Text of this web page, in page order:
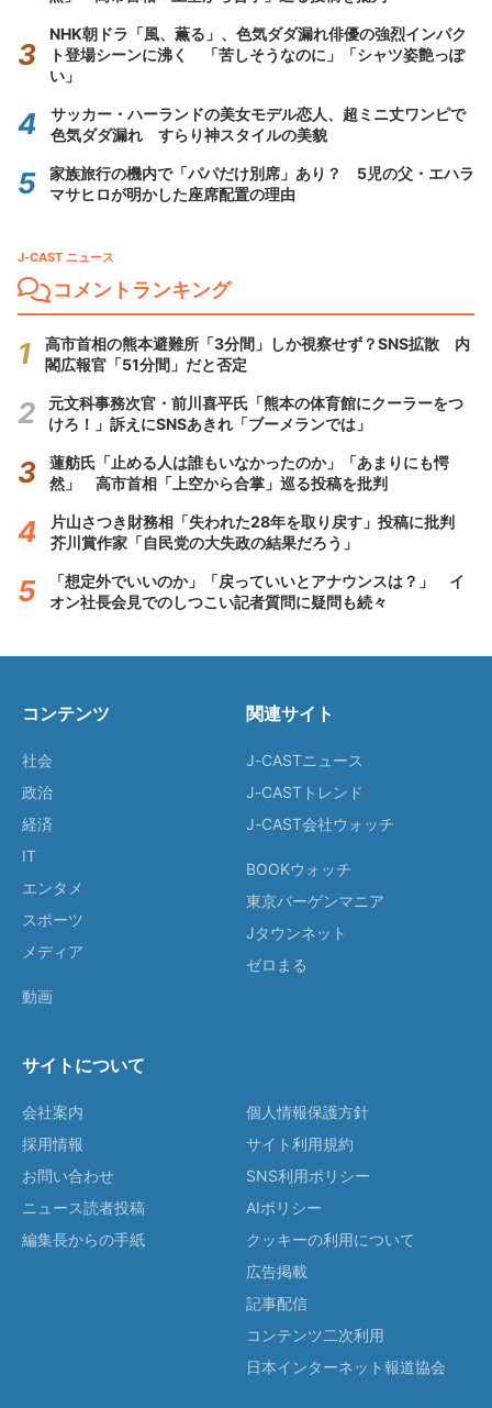
NHK朝ドラ「風、薫る」、色気ダダ漏れ俳優の強烈インパク
ト登場シーンに沸く 「苦しそうなのに」「シャツ姿艶っぽ
い」
サッカー・ハーランドの美女モデル恋人、超ミニ丈ワンピで
色気ダダ漏れ すらり神スタイルの美貌
家族旅行の機内で「パパだけ別席」あり？ 5児の父・エハラ
マサヒロが明かした座席配置の理由
J-CAST ニュース
コメントランキング
高市首相の熊本避難所「3分間」しか視察せず？SNS拡散 内
閣広報官「51分間」だと否定
元文科事務次官・前川喜平氏「熊本の体育館にクーラーをつ
けろ！」訴えにSNSあきれ「ブーメランでは」
蓮舫氏「止める人は誰もいなかったのか」「あまりにも愕
然」 高市首相「上空から合掌」巡る投稿を批判
片山さつき財務相「失われた28年を取り戻す」投稿に批判
芥川賞作家「自民党の大失政の結果だろう」
「想定外でいいのか」「戻っていいとアナウンスは？」 イ
オン社長会見でのしつこい記者質問に疑問も続々
コンテンツ
社会
政治
経済
IT
エンタメ
スポーツ
メディア
動画
関連サイト
J-CASTニュース
J-CASTトレンド
J-CAST会社ウォッチ
BOOKウォッチ
東京バーゲンマニア
Jタウンネット
ゼロまる
サイトについて
会社案内
採用情報
お問い合わせ
ニュース読者投稿
編集長からの手紙
個人情報保護方針
サイト利用規約
SNS利用ポリシー
AIポリシー
クッキーの利用について
広告掲載
記事配信
コンテンツ二次利用
日本インターネット報道協会